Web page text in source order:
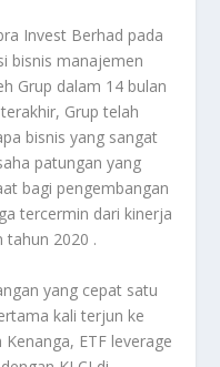
Invest Berhad pada
bisnis manajemen
Grup dalam 14 bulan
Grup telah
bisnis yang sangat
patungan yang
bagi pengembangan
tercermin dari kinerja
tahun 2020 .
yang cepat satu
kali terjun ke
ETF leverage